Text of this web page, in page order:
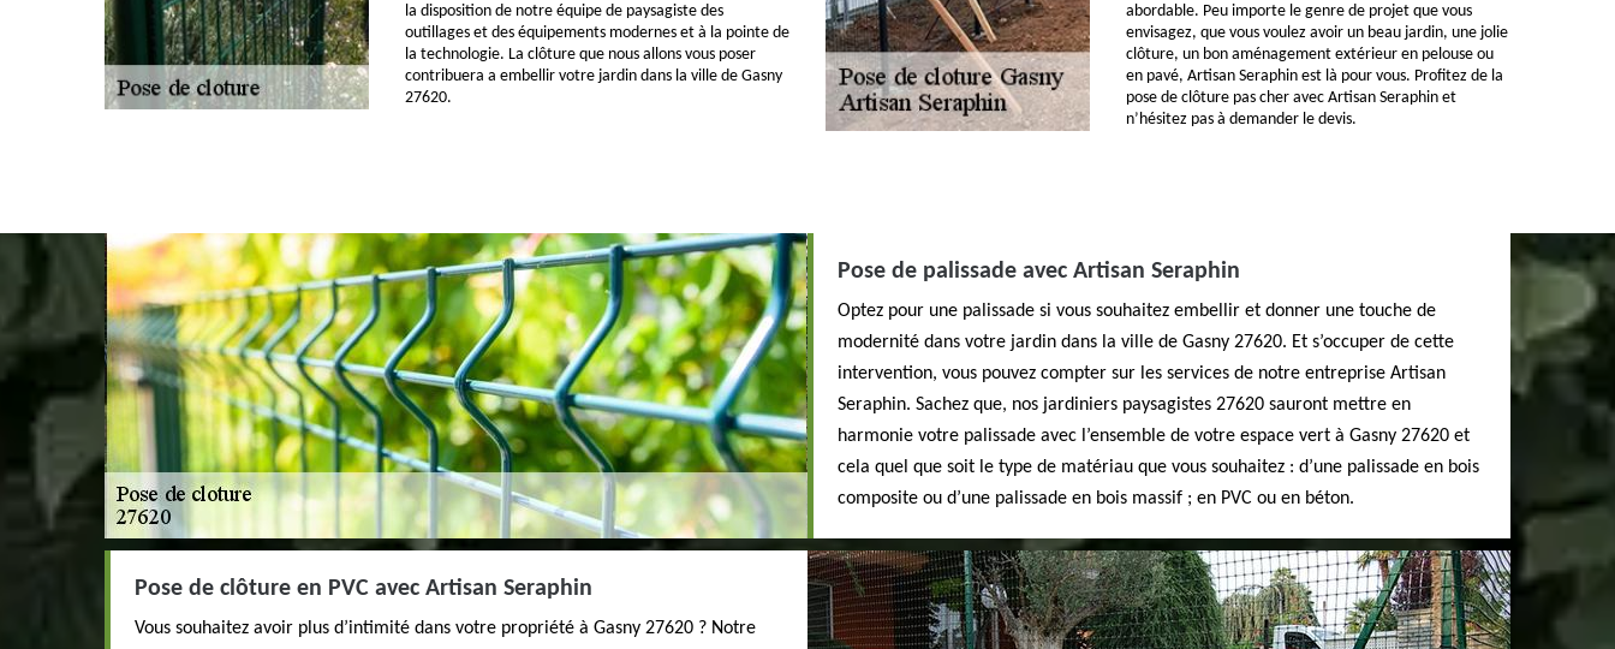
la disposition de notre équipe de paysagiste des
outillages et des équipements modernes et à la pointe de
la technologie. La clôture que nous allons vous poser
contribuera a embellir votre jardin dans la ville de Gasny
27620.
abordable. Peu importe le genre de projet que vous
envisagez, que vous voulez avoir un beau jardin, une jolie
clôture, un bon aménagement extérieur en pelouse ou
en pavé, Artisan Seraphin est là pour vous. Profitez de la
pose de clôture pas cher avec Artisan Seraphin et
n’hésitez pas à demander le devis.
Pose de palissade avec Artisan Seraphin
Optez pour une palissade si vous souhaitez embellir et donner une touche de
modernité dans votre jardin dans la ville de Gasny 27620. Et s’occuper de cette
intervention, vous pouvez compter sur les services de notre entreprise Artisan
Seraphin. Sachez que, nos jardiniers paysagistes 27620 sauront mettre en
harmonie votre palissade avec l’ensemble de votre espace vert à Gasny 27620 et
cela quel que soit le type de matériau que vous souhaitez : d’une palissade en bois
composite ou d’une palissade en bois massif ; en PVC ou en béton.
Pose de clôture en PVC avec Artisan Seraphin
Vous souhaitez avoir plus d’intimité dans votre propriété à Gasny 27620 ? Notre